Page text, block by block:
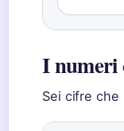
I numeri
Sei cifre che